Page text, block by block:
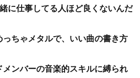
に仕事してる人ほど良くないんだ
ちゃメタルで、いい曲の書き方
ンバーの音楽的スキルに縛られ